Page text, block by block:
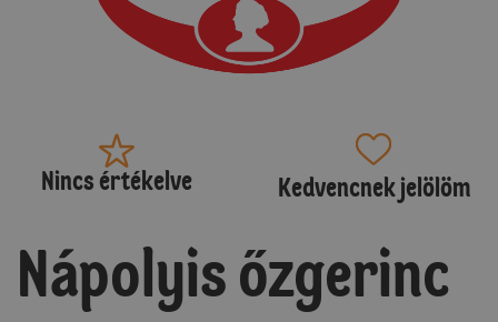
Nincs értékelve Kedvencnek jelölöm
Nápolyis őzgerinc